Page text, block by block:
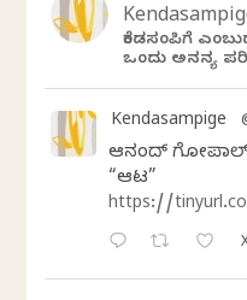
ಕೆಂಡಸಂಪಿಗೆ
ಒಂದು ಅನನ್ಯ
Kendasampige
ಆನಂದ್‌ ಗೋಪಾಲ್‌
“ಆಟ”
https://